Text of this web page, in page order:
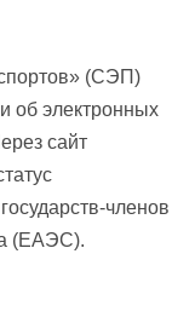
(СЭП)
об электронных
сайт
членов
(ЕАЭС).